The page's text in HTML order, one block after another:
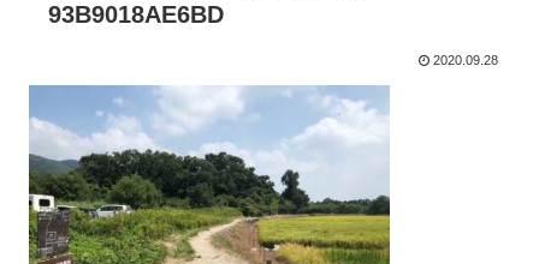
93B9018AE6BD
2020.09.28